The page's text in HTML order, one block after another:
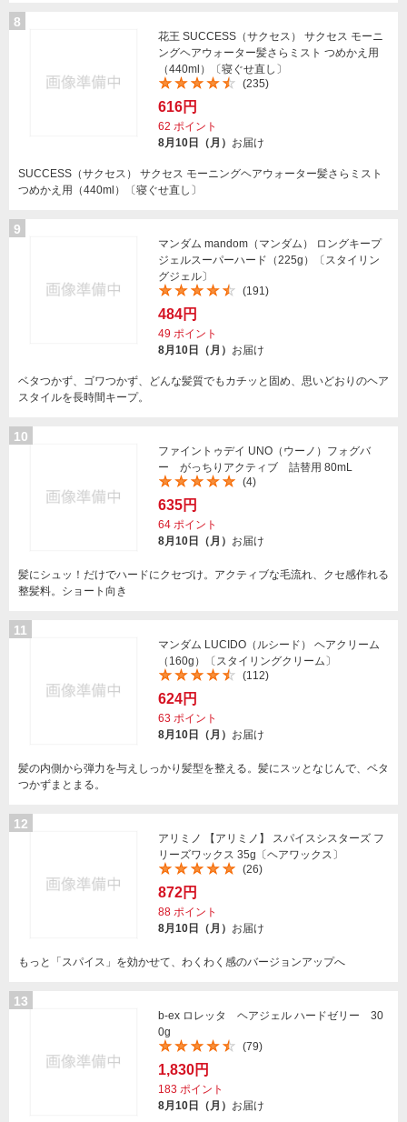
8
花王 SUCCESS（サクセス） サクセス モーニ
ングヘアウォーター髪さらミスト つめかえ用
（440ml）〔寝ぐせ直し〕
(235)
616円
62 ポイント
8月10日（月） お届け
SUCCESS（サクセス） サクセス モーニングヘアウォーター髪さらミスト
つめかえ用（440ml）〔寝ぐせ直し〕
9
マンダム mandom（マンダム） ロングキープ
ジェルスーパーハード（225g）〔スタイリン
グジェル〕
(191)
484円
49 ポイント
8月10日（月） お届け
ベタつかず、ゴワつかず、どんな髪質でもカチッと固め、思いどおりのヘア
スタイルを長時間キープ。
10
ファイントゥデイ UNO（ウーノ）フォグバ
ー がっちりアクティブ 詰替用 80mL
(4)
635円
64 ポイント
8月10日（月） お届け
髪にシュッ！だけでハードにクセづけ。アクティブな毛流れ、クセ感作れる
整髪料。ショート向き
11
マンダム LUCIDO（ルシード） ヘアクリーム
（160g）〔スタイリングクリーム〕
(112)
624円
63 ポイント
8月10日（月） お届け
髪の内側から弾力を与えしっかり髪型を整える。髪にスッとなじんで、ベタ
つかずまとまる。
12
アリミノ 【アリミノ】 スパイスシスターズ フ
リーズワックス 35g〔ヘアワックス〕
(26)
872円
88 ポイント
8月10日（月） お届け
もっと「スパイス」を効かせて、わくわく感のバージョンアップへ
13
b-ex ロレッタ ヘアジェル ハードゼリー 30
0g
(79)
1,830円
183 ポイント
8月10日（月） お届け